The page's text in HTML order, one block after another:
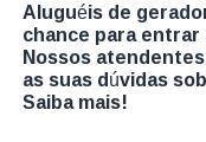
Aluguéis de
chance para
Nossos
as suas dúvidas
Saiba mais!